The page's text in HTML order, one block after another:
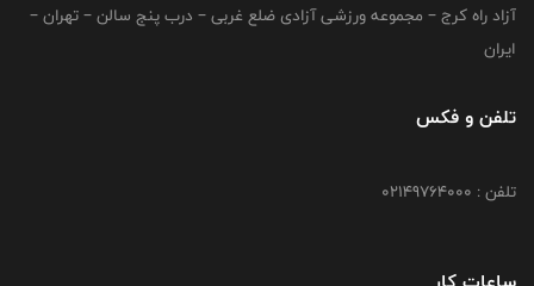
آزاد راه کرج – مجموعه ورزشی آزادی ضلع غربی – درب پنج سالن – تهران –
ایران
تلفن و فکس
تلفن : 02149764000